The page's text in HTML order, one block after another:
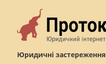
Юридичні застереження